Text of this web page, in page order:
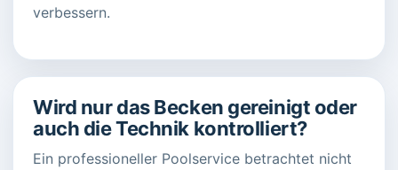
verbessern.
Wird nur das Becken gereinigt oder
auch die Technik kontrolliert?
Ein professioneller Poolservice betrachtet nicht